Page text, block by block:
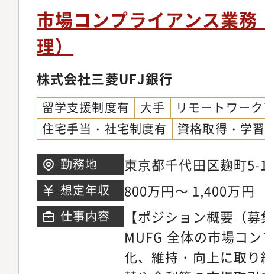
て個々の事情に応じ
に亘ってご活躍頂け
係者】国内営業店、
部等【想定キャリア
アで培った事務処理
ンスキルを活かして
とを想定しています
ことで、将来的には
ヘッドとして当該業
ポジションへの登用
市場コンプライアンス業
理）
株式会社三菱UFJ銀行
留学支援制度有 大手
リモートワー
住宅手当・社宅制度有
資格取得・学
勤務地
東京都千代田区麹町
ワー
想定年収 800万円～ 1,400万円
仕事内容
【ポジション概要（
MUFG 全体の市場コ
化、維持・向上に取